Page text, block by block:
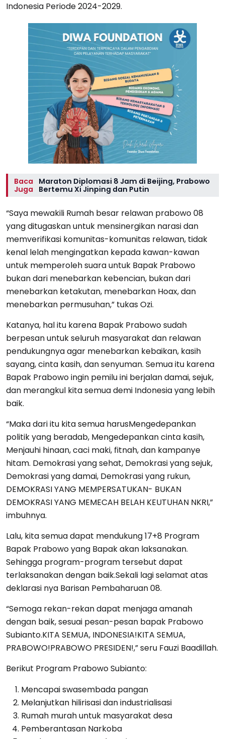
Indonesia Periode 2024-2029.
Baca
Juga
Maraton Diplomasi 8 Jam di Beijing, Prabowo
Bertemu Xi Jinping dan Putin
“Saya mewakili Rumah besar relawan prabowo 08
yang ditugaskan untuk mensinergikan narasi dan
memverifikasi komunitas-komunitas relawan, tidak
kenal lelah mengingatkan kepada kawan-kawan
untuk memperoleh suara untuk Bapak Prabowo
bukan dari menebarkan kebencian, bukan dari
menebarkan ketakutan, menebarkan Hoax, dan
menebarkan permusuhan,” tukas Ozi.
Katanya, hal itu karena Bapak Prabowo sudah
berpesan untuk seluruh masyarakat dan relawan
pendukungnya agar menebarkan kebaikan, kasih
sayang, cinta kasih, dan senyuman. Semua itu karena
Bapak Prabowo ingin pemilu ini berjalan damai, sejuk,
dan merangkul kita semua demi Indonesia yang lebih
baik.
“Maka dari itu kita semua harusMengedepankan
politik yang beradab, Mengedepankan cinta kasih,
Menjauhi hinaan, caci maki, fitnah, dan kampanye
hitam. Demokrasi yang sehat, Demokrasi yang sejuk,
Demokrasi yang damai, Demokrasi yang rukun,
DEMOKRASI YANG MEMPERSATUKAN- BUKAN
DEMOKRASI YANG MEMECAH BELAH KEUTUHAN NKRI,”
imbuhnya.
Lalu, kita semua dapat mendukung 17+8 Program
Bapak Prabowo yang Bapak akan laksanakan.
Sehingga program-program tersebut dapat
terlaksanakan dengan baik.Sekali lagi selamat atas
deklarasi nya Barisan Pembaharuan 08.
“Semoga rekan-rekan dapat menjaga amanah
dengan baik, sesuai pesan-pesan bapak Prabowo
Subianto.KITA SEMUA, INDONESIA!KITA SEMUA,
PRABOWO!PRABOWO PRESIDEN!,” seru Fauzi Baadillah.
Berikut Program Prabowo Subianto:
Mencapai swasembada pangan
Melanjutkan hilirisasi dan industrialisasi
Rumah murah untuk masyarakat desa
Pemberantasan Narkoba